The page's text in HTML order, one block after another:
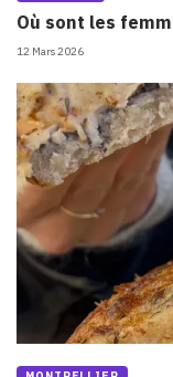
Où sont les
12 Mars 2026